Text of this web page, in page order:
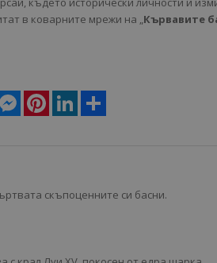
в коварните мрежи на „Кървавите
Twitter MessengerPinterestLinkedIn
скъпоценните си басни.